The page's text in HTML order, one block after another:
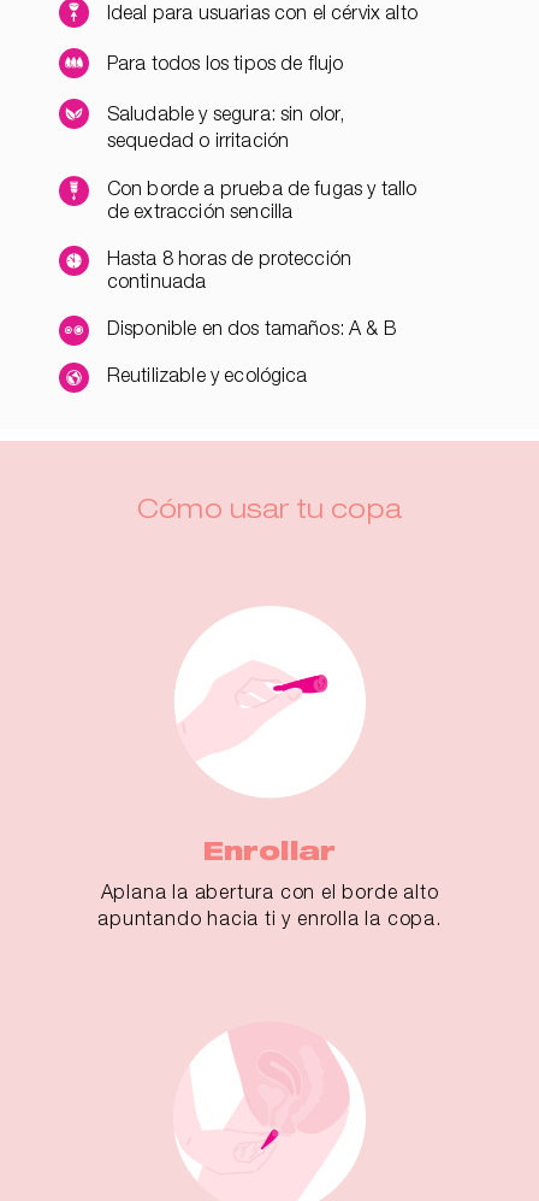
Ideal para usuarias con el cérvix alto
Para todos los tipos de flujo
Saludable y segura: sin olor,
sequedad o irritación
Con borde a prueba de fugas y tallo
de extracción sencilla
Hasta 8 horas de protección
continuada
Disponible en dos tamaños: A & B
Reutilizable y ecológica
Cómo usar tu copa
Enrollar
Aplana la abertura con el borde alto
apuntando hacia ti y enrolla la copa.